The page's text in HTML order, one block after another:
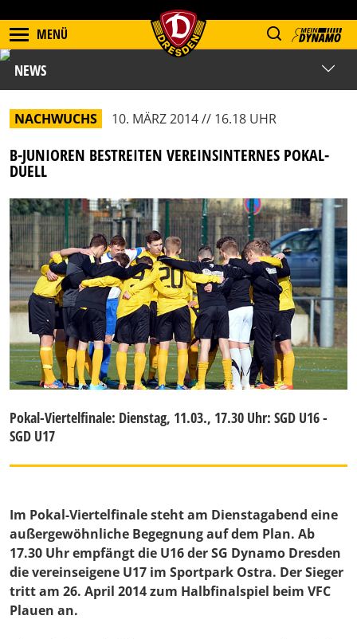
MENÜ
NEWS
NACHWUCHS 10. MÄRZ 2014 // 16.18 UHR
B-JUNIOREN BESTREITEN VEREINSINTERNES POKAL-
DUELL
Pokal-Viertelfinale: Dienstag, 11.03., 17.30 Uhr: SGD U16 -
SGD U17
Im Pokal-Viertelfinale steht am Dienstagabend eine
außergewöhnliche Begegnung auf dem Plan. Ab
17.30 Uhr empfängt die U16 der SG Dynamo Dresden
die vereinseigene U17 im Sportpark Ostra. Der Sieger
tritt am 26. April 2014 zum Halbfinalspiel beim VFC
Plauen an.